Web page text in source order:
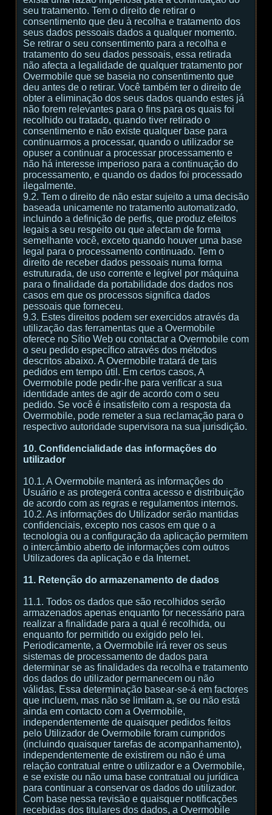
seu tratamento. Tem o direito de retirar o
consentimento que deu à recolha e tratamento dos
seus dados pessoais dados a qualquer momento.
Se retirar o seu consentimento para a recolha e
tratamento do seu dados pessoais, essa retirada
não afecta a legalidade de qualquer tratamento por
Overmobile que se baseia no consentimento que
deu antes de o retirar. Você também ter o direito de
obter a eliminação dos seus dados quando estes já
não forem relevantes para o fins para os quais foi
recolhido ou tratado, quando tiver retirado o
consentimento e não existe qualquer base para
continuarmos a processar, quando o utilizador se
opuser a continuar a processar processamento e
não há interesse imperioso para a continuação do
processamento, e quando os dados foi processado
ilegalmente.
9.2. Tem o direito de não estar sujeito a uma decisão
baseada unicamente no tratamento automatizado,
incluindo a definição de perfis, que produz efeitos
legais a seu respeito ou que afectam de forma
semelhante você, exceto quando houver uma base
legal para o processamento continuado. Tem o
direito de receber dados pessoais numa forma
estruturada, de uso corrente e legível por máquina
para o finalidade da portabilidade dos dados nos
casos em que os processos significa dados
pessoais que forneceu.
9.3. Estes direitos podem ser exercidos através da
utilização das ferramentas que a Overmobile
oferece no Sítio Web ou contactar a Overmobile com
o seu pedido específico através dos métodos
descritos abaixo. A Overmobile tratará de tais
pedidos em tempo útil. Em certos casos, A
Overmobile pode pedir-lhe para verificar a sua
identidade antes de agir de acordo com o seu
pedido. Se você é insatisfeito com a resposta da
Overmobile, pode remeter a sua reclamação para o
respectivo autoridade supervisora na sua jurisdição.
10. Confidencialidade das informações do
utilizador
10.1. A Overmobile manterá as informações do
Usuário e as protegerá contra acesso e distribuição
de acordo com as regras e regulamentos internos.
10.2. As informações do Utilizador serão mantidas
confidenciais, excepto nos casos em que o a
tecnologia ou a configuração da aplicação permitem
o intercâmbio aberto de informações com outros
Utilizadores da aplicação e da Internet.
11. Retenção do armazenamento de dados
11.1. Todos os dados que são recolhidos serão
armazenados apenas enquanto for necessário para
realizar a finalidade para a qual é recolhida, ou
enquanto for permitido ou exigido pelo lei.
Periodicamente, a Overmobile irá rever os seus
sistemas de processamento de dados para
determinar se as finalidades da recolha e tratamento
dos dados do utilizador permanecem ou não
válidas. Essa determinação basear-se-á em factores
que incluem, mas não se limitam a, se ou não está
ainda em contacto com a Overmobile,
independentemente de quaisquer pedidos feitos
pelo Utilizador de Overmobile foram cumpridos
(incluindo quaisquer tarefas de acompanhamento),
independentemente de existirem ou não é uma
relação contratual entre o utilizador e a Overmobile,
e se existe ou não uma base contratual ou jurídica
para continuar a conservar os dados do utilizador.
Com base nessa revisão e quaisquer notificações
recebidas dos titulares dos dados, a Overmobile